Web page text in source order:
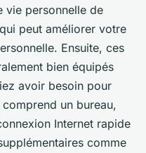
vie personnelle de
peut améliorer votre
Ensuite, ces
bien équipés
avoir besoin pour
un bureau,
Internet rapide
comme